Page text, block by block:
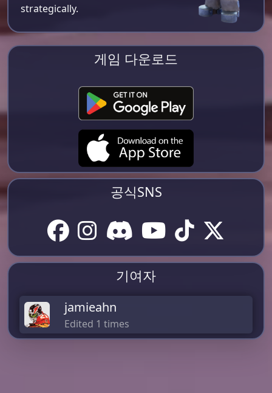
strategically.
게임 다운로드
공식SNS
기여자
jamieahn
Edited 1 times